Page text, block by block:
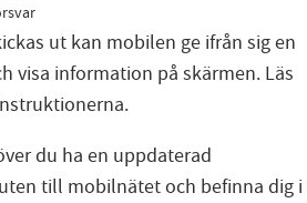
ut kan mobilen ge ifrån sig en
visa information på skärmen. Läs
du ha en uppdaterad
till mobilnätet och befinna dig i